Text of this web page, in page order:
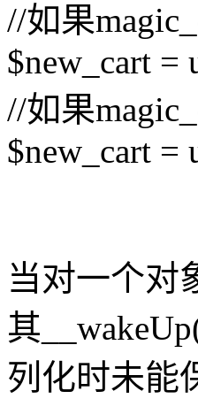
//如果
$new_cart =
//如果
$new_cart =
当对一个对
其
列化时未能